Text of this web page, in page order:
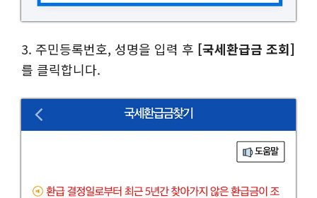
3. 주민등록번호, 성명을 입력 후 [국세환급금 조회]
를 클릭합니다.